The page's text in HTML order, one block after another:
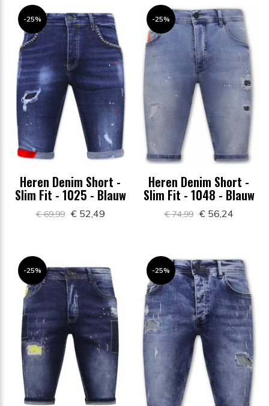
-25%
Heren Denim Short -
Slim Fit - 1025 - Blauw
€ 69,99 € 52,49
-25%
Heren Denim Short -
Slim Fit - 1048 - Blauw
€ 74,99 € 56,24
-25% -25%